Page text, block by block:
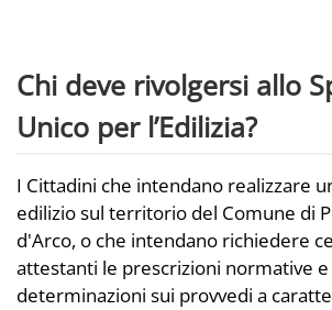
Chi deve rivolgersi allo
Unico per l’Edilizia?
I Cittadini che intendano realizzare
edilizio sul territorio del Comune di
d'Arco, o che intendano richiedere
attestanti le prescrizioni normative e
determinazioni sui provvedi a